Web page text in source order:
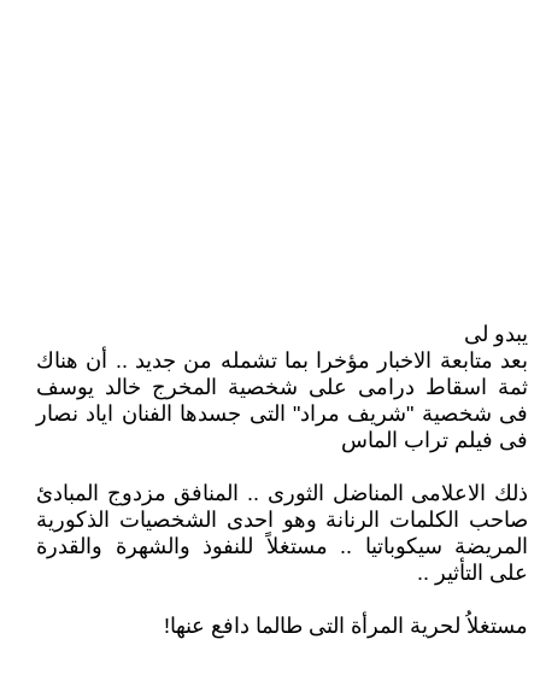
يبدو لى
بعد متابعة الاخبار مؤخرا بما تشمله من جديد .. أن هناك
ثمة اسقاط درامى على شخصية المخرج خالد يوسف
فى شخصية "شريف مراد" التى جسدها الفنان اياد نصار
فى فيلم تراب الماس
ذلك الاعلامى المناضل الثورى .. المنافق مزدوج المبادئ
صاحب الكلمات الرنانة وهو احدى الشخصيات الذكورية
المريضة سيكوباتيا .. مستغلاً للنفوذ والشهرة والقدرة
على التأثير ..
مستغلاُ لحرية المرأة التى طالما دافع عنها!